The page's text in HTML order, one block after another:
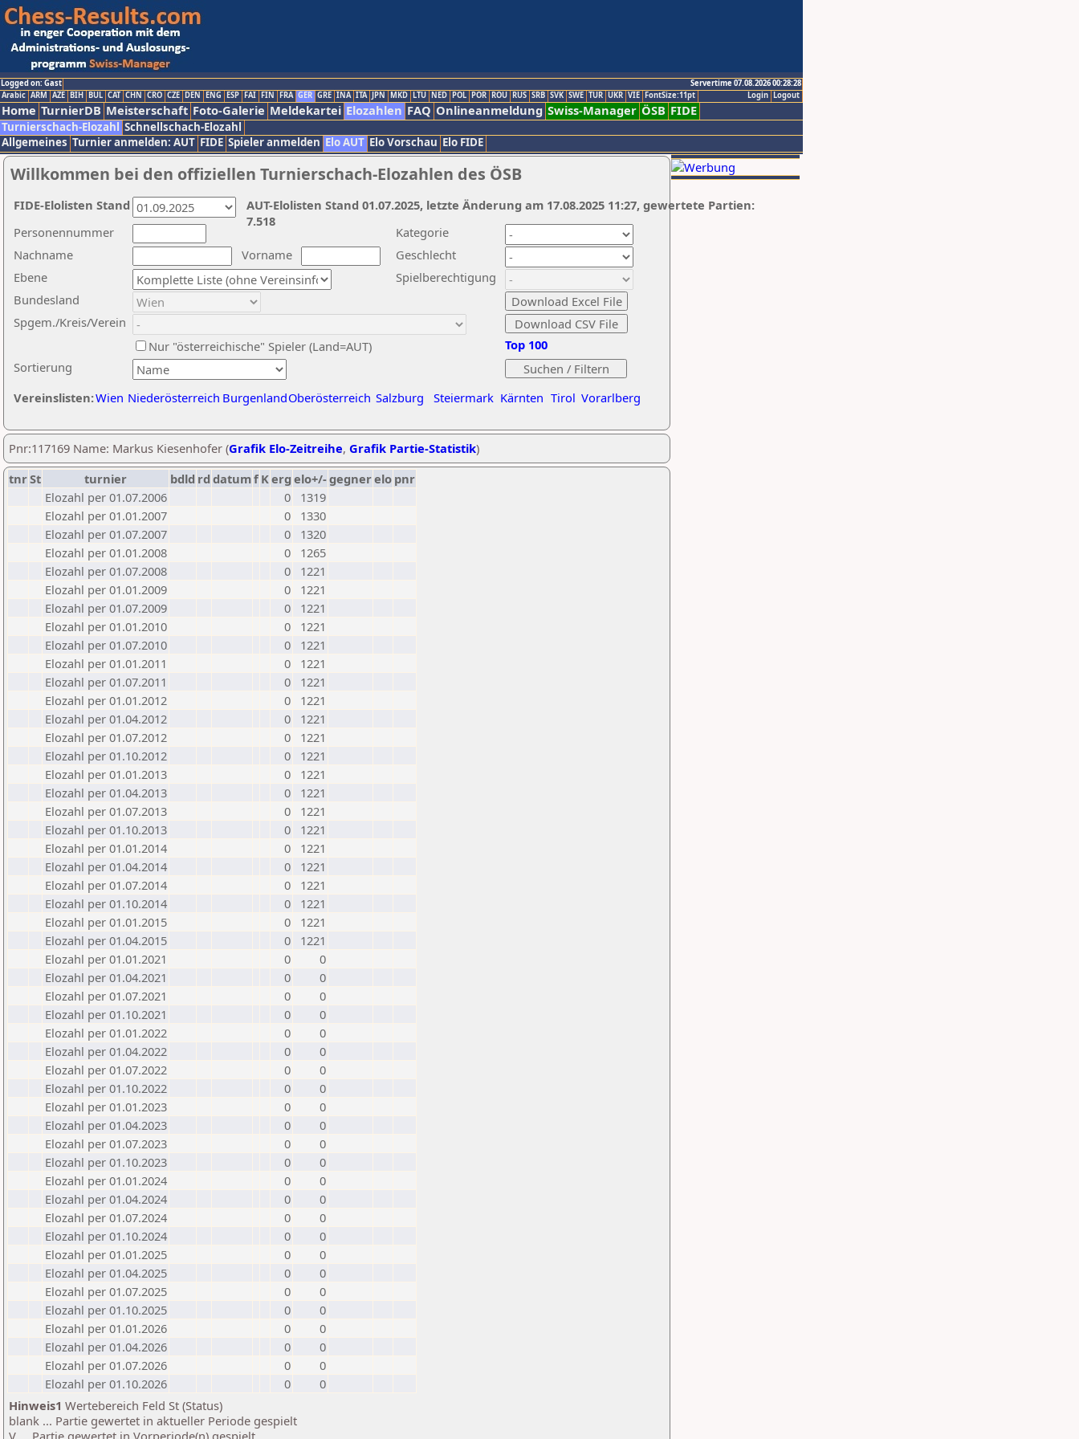
Logged on: Gast
Servertime 07.08.2026 00:28:28
Logout
Login
Arabic ARM AZE BIH BUL CAT CHN CRO CZE DEN ENG ESP FAI FIN FRA GER GRE INA ITA JPN MKD LTU NED POL POR ROU RUS SRB SVK SWE TUR UKR VIE FontSize:11pt
Home TurnierDB Meisterschaft Foto-Galerie Meldekartei Elozahlen FAQ Onlineanmeldung Swiss-Manager ÖSB FIDE
Turnierschach-Elozahl Schnellschach-Elozahl
Allgemeines Turnier anmelden: AUT FIDE Spieler anmelden Elo AUT Elo Vorschau Elo FIDE
Willkommen bei den offiziellen Turnierschach-Elozahlen des ÖSB
Nachname
Vorname
Ebene
Kategorie
Sortierung
Personennummer
Bundesland
Spgem./Kreis/Verein
Geschlecht
Nur "österreichische" Spieler (Land=AUT)
Spielberechtigung
Vereinslisten:Wien Niederösterreich BurgenlandOberösterreich Salzburg Steiermark Kärnten Tirol Vorarlberg
Top 100
AUT-Elolisten Stand 01.07.2025, letzte Änderung am 17.08.2025 11:27, gewertete Partien:
7.518
FIDE-Elolisten Stand
Pnr:117169 Name: Markus Kiesenhofer (Grafik Elo-Zeitreihe, Grafik Partie-Statistik)
tnrSt turnier bdld rd datumf Kerg elo+/-gegnerelo pnr
Elozahl per 01.07.2006
0
1319
Elozahl per 01.01.2007
0
1330
Elozahl per 01.07.2007
0
1320
Elozahl per 01.01.2008
0
1265
Elozahl per 01.07.2008
0
1221
Elozahl per 01.01.2009
0
1221
Elozahl per 01.07.2009
0
1221
Elozahl per 01.01.2010
0
1221
Elozahl per 01.07.2010
0
1221
Elozahl per 01.01.2011
0
1221
Elozahl per 01.07.2011
0
1221
Elozahl per 01.01.2012
0
1221
Elozahl per 01.04.2012
0
1221
Elozahl per 01.07.2012
0
1221
Elozahl per 01.10.2012
0
1221
Elozahl per 01.01.2013
0
1221
Elozahl per 01.04.2013
0
1221
Elozahl per 01.07.2013
0
1221
Elozahl per 01.10.2013
0
1221
Elozahl per 01.01.2014
0
1221
Elozahl per 01.04.2014
0
1221
Elozahl per 01.07.2014
0
1221
Elozahl per 01.10.2014
0
1221
Elozahl per 01.01.2015
0
1221
Elozahl per 01.04.2015
0
1221
Elozahl per 01.01.2021
0
0
Elozahl per 01.04.2021
0
0
Elozahl per 01.07.2021
0
0
Elozahl per 01.10.2021
0
0
Elozahl per 01.01.2022
0
0
Elozahl per 01.04.2022
0
0
Elozahl per 01.07.2022
0
0
Elozahl per 01.10.2022
0
0
Elozahl per 01.01.2023
0
0
Elozahl per 01.04.2023
0
0
Elozahl per 01.07.2023
0
0
Elozahl per 01.10.2023
0
0
Elozahl per 01.01.2024
0
0
Elozahl per 01.04.2024
0
0
Elozahl per 01.07.2024
0
0
Elozahl per 01.10.2024
0
0
Elozahl per 01.01.2025
0
0
Elozahl per 01.04.2025
0
0
Elozahl per 01.07.2025
0
0
Elozahl per 01.10.2025
0
0
Elozahl per 01.01.2026
0
0
Elozahl per 01.04.2026
0
0
Elozahl per 01.07.2026
0
0
Elozahl per 01.10.2026
0
0
Hinweis1 Wertebereich Feld St (Status)
blank ... Partie gewertet in aktueller Periode gespielt
V ... Partie gewertet in Vorperiode(n) gespielt